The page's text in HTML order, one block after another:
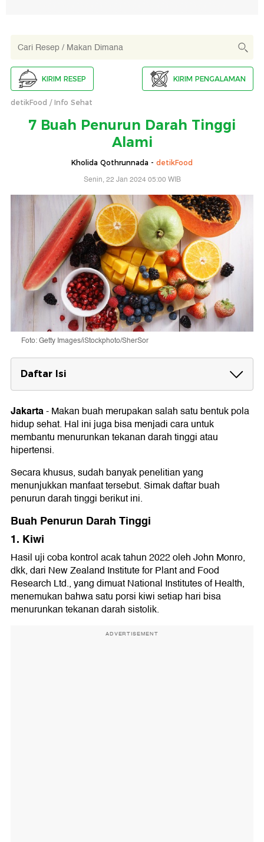
KIRIM RESEP KIRIM PENGALAMAN
detikFood Info Sehat
7 Buah Penurun Darah Tinggi
Alami
Kholida Qothrunnada - detikFood
Senin, 22 Jan 2024 05:00 WIB
Foto: Getty Images/iStockphoto/SherSor
Daftar Isi
Buah Penurun Darah Tinggi
1. Kiwi
2. Pisang
3. Buah Sitrus
4. Apel
5. Beri-berian
7. Semangka
Jakarta-Makan buah merupakan salah satu bentuk pola
hidup sehat. Hal ini juga bisa menjadi cara untuk
membantu menurunkan tekanan darah tinggi atau
hipertensi.
Secara khusus, sudah banyak penelitian yang
menunjukkan manfaat tersebut. Simak daftar buah
penurun darah tinggi berikut ini.
Buah Penurun Darah Tinggi
1. Kiwi
Hasil uji coba kontrol acak tahun 2022 oleh John Monro,
dkk, dari New Zealand Institute for Plant and Food
Research Ltd., yang dimuat National Institutes of Health,
menemukan bahwa satu porsi kiwi setiap hari bisa
menurunkan tekanan darah sistolik.
ADVERTISEMENT